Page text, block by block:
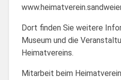
Dort finden Sie weitere
Museum und die
Heimatvereins.
Mitarbeit beim